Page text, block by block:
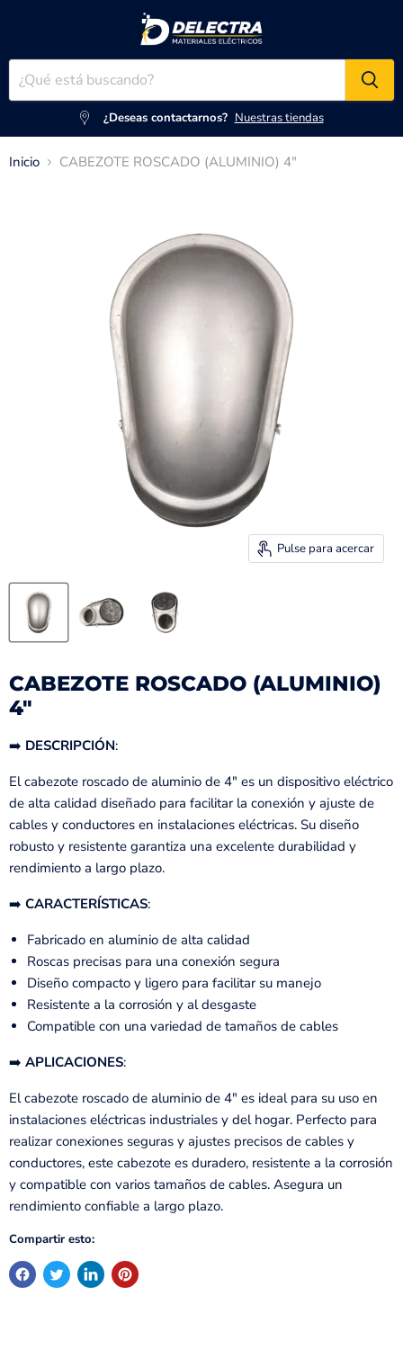
¿Deseas contactarnos? Nuestras tiendas
Inicio CABEZOTE ROSCADO (ALUMINIO) 4"
Pulse para acercar
CABEZOTE ROSCADO (ALUMINIO)
4"
➡️ DESCRIPCIÓN:
El cabezote roscado de aluminio de 4" es un dispositivo eléctrico
de alta calidad diseñado para facilitar la conexión y ajuste de
cables y conductores en instalaciones eléctricas. Su diseño
robusto y resistente garantiza una excelente durabilidad y
rendimiento a largo plazo.
➡️ CARACTERÍSTICAS:
Fabricado en aluminio de alta calidad
Roscas precisas para una conexión segura
Diseño compacto y ligero para facilitar su manejo
Resistente a la corrosión y al desgaste
Compatible con una variedad de tamaños de cables
➡️ APLICACIONES:
El cabezote roscado de aluminio de 4" es ideal para su uso en
instalaciones eléctricas industriales y del hogar. Perfecto para
realizar conexiones seguras y ajustes precisos de cables y
conductores, este cabezote es duradero, resistente a la corrosión
y compatible con varios tamaños de cables. Asegura un
rendimiento confiable a largo plazo.
Compartir esto: